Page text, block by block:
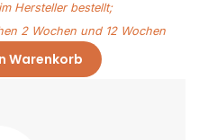
Hersteller bestellt;
2 Wochen und 12 Wochen
Warenkorb